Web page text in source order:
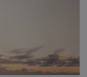
Giới thiệu về
Lý do chọn
Trợ giúp & Hỗ trợ